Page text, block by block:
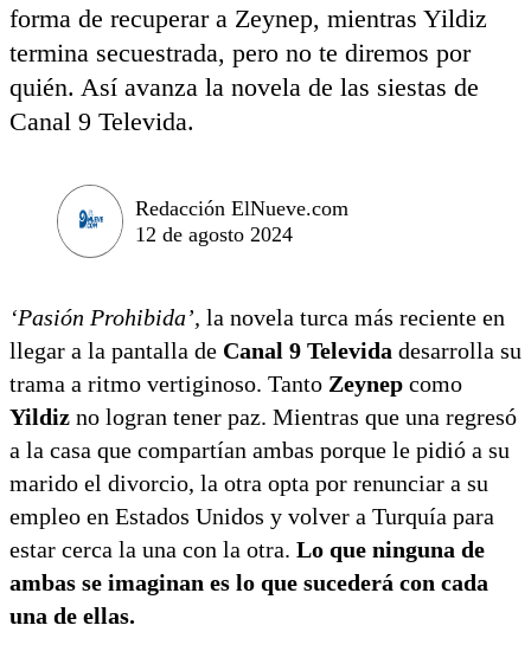
forma de recuperar a Zeynep, mientras Yildiz
termina secuestrada, pero no te diremos por
quién. Así avanza la novela de las siestas de
Canal 9 Televida.
Redacción ElNueve.com
12 de agosto 2024
‘Pasión Prohibida’, la novela turca más reciente en
llegar a la pantalla de Canal 9 Televida desarrolla su
trama a ritmo vertiginoso. Tanto Zeynep como
Yildiz no logran tener paz. Mientras que una regresó
a la casa que compartían ambas porque le pidió a su
marido el divorcio, la otra opta por renunciar a su
empleo en Estados Unidos y volver a Turquía para
estar cerca la una con la otra. Lo que ninguna de
ambas se imaginan es lo que sucederá con cada
una de ellas.